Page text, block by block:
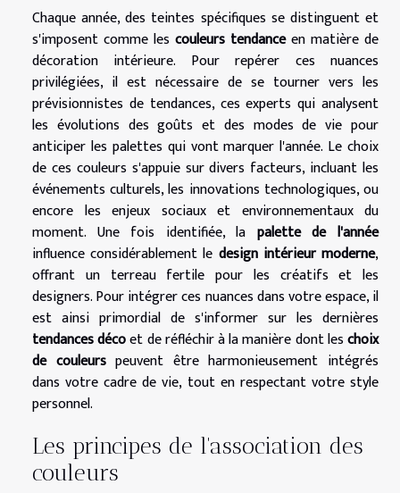
Chaque année, des teintes spécifiques se distinguent et
s'imposent comme les couleurs tendanceen matière de
décoration intérieure. Pour repérer ces nuances
privilégiées, il est nécessaire de se tourner vers les
prévisionnistes de tendances, ces experts qui analysent
les évolutions des goûts et des modes de vie pour
anticiper les palettes qui vont marquer l'année. Le choix
de ces couleurs s'appuie sur divers facteurs, incluant les
événements culturels, les innovations technologiques, ou
encore les enjeux sociaux et environnementaux du
moment. Une fois identifiée, la palette de l'année
influence considérablement le design intérieur moderne,
offrant un terreau fertile pour les créatifs et les
designers. Pour intégrer ces nuances dans votre espace, il
est ainsi primordial de s'informer sur les dernières
tendances décoet de réfléchir à la manière dont leschoix
de couleurspeuvent être harmonieusement intégrés
dans votre cadre de vie, tout en respectant votre style
personnel.
Les principes de l'association des
couleurs